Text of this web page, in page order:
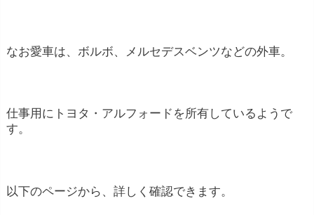
なお愛車は、ボルボ、メルセデスベンツなどの外車。
仕事用にトヨタ・アルフォードを所有しているようで
す。
以下のページから、詳しく確認できます。